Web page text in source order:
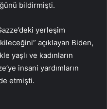
bildirmişti.
yerleşim
açıklayan Biden,
yaşlı ve kadınların
insani yardımların
etmişti.